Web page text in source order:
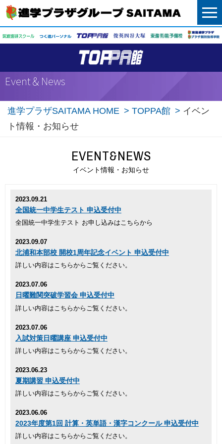
menu
イベント情報・お知らせ
Event＆News
進学プラザSAITAMA HOME TOPPA館
イベン
ト情報・お知らせ
EVENT&NEWS
イベント情報・お知らせ
2023.09.21
全国統一中学生テスト 申込受付中
全国統一中学生テスト お申し込みはこちらから
2023.09.07
北浦和本部校 開校1周年記念イベント 申込受付中
詳しい内容はこちらからご覧ください。
2023.07.06
日曜難関突破学習会 申込受付中
詳しい内容はこちらからご覧ください。
2023.07.06
入試対策日曜講座 申込受付中
詳しい内容はこちらからご覧ください。
2023.06.23
夏期講習 申込受付中
詳しい内容はこちらからご覧ください。
2023.06.06
2023年度第1回 計算・英単語・漢字コンクール 申込受付中
詳しい内容はこちらからご覧ください。